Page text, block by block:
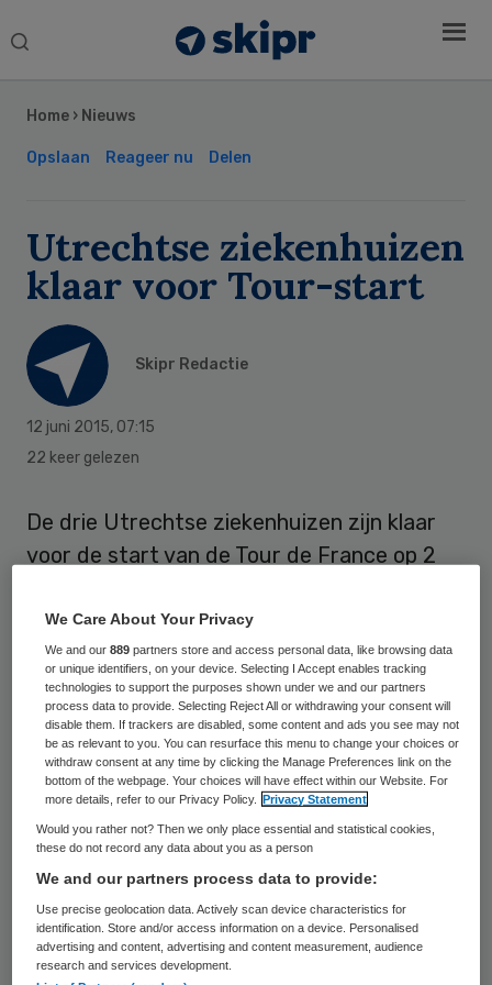
Search
Home › Nieuws
Opslaan Reageer nu Delen
Utrechtse ziekenhuizen
klaar voor Tour-start
Skipr Redactie
12 juni 2015, 07:15
22 keer gelezen
De drie Utrechtse ziekenhuizen zijn klaar
voor de start van de Tour de France op 2
verdrievoudigd tot 34 en In het UMC
Utrecht staat het noodhospitaal paraat.
Utrecht verwacht tijdens de Grand Départ
een toestroom van 700 duizend mensen. De
wegen rond het UMC Utrecht, het
Diakonessenhuis en het St. Antonius
Ziekenhuis in Leidsche Rijn zijn in het eerste
weekend in juli afgezet. Langs het
parcours komen controleposten die bij
spoed mensen kunnen doorlaten in de
autovrije zones, zomeldt
Sidebar
We Care About Your Privacy
We and our889 partners store and access personal data, like browsing data
or unique identifiers, on your device. Selecting I Accept enables tracking
technologies to support the purposes shown under we and our partners
process data to provide. Selecting Reject All or withdrawing your consent will
disable them. If trackers are disabled, some content and ads you see may not
be as relevant to you. You can resurface this menu to change your choices or
withdraw consent at any time by clicking the Manage Preferences link on the
bottom of the webpage. Your choices will have effect within our Website. For
more details, refer to our Privacy Policy.
Privacy Statement
Would you rather not? Then we only place essential and statistical cookies,
these do not record any data about you as a person
We and our partners process data to provide:
Use precise geolocation data. Actively scan device characteristics for
identification. Store and/or access information on a device. Personalised
advertising and content, advertising and content measurement, audience
research and services development.